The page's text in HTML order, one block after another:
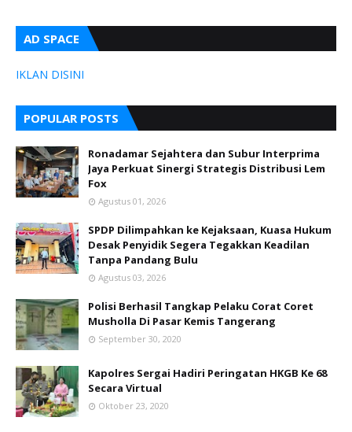
AD SPACE
IKLAN DISINI
POPULAR POSTS
Ronadamar Sejahtera dan Subur Interprima
Jaya Perkuat Sinergi Strategis Distribusi Lem
Fox
Agustus 01, 2026
SPDP Dilimpahkan ke Kejaksaan, Kuasa Hukum
Desak Penyidik Segera Tegakkan Keadilan
Tanpa Pandang Bulu
Agustus 03, 2026
Polisi Berhasil Tangkap Pelaku Corat Coret
Musholla Di Pasar Kemis Tangerang
September 30, 2020
Kapolres Sergai Hadiri Peringatan HKGB Ke 68
Secara Virtual
Oktober 23, 2020